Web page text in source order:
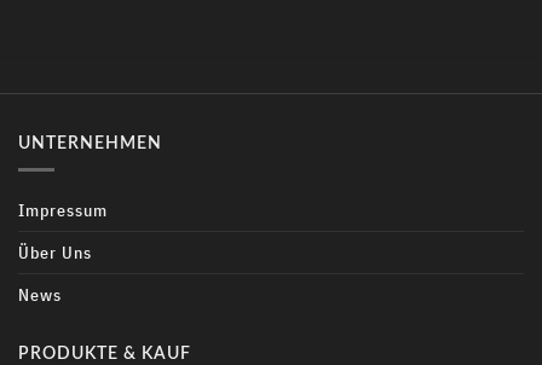
UNTERNEHMEN
Impressum
Über Uns
News
PRODUKTE & KAUF